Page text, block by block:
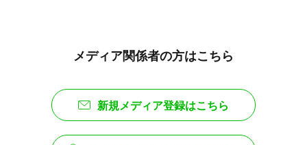
メディア関係者の方はこちら
新規メディア登録はこちら